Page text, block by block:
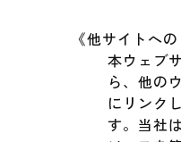
《他サイトへの
本ウェブ
ら、他の
にリンク
す。当社